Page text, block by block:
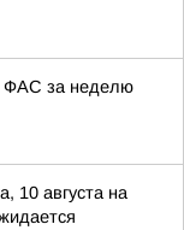
ФАС за неделю
10 августа на